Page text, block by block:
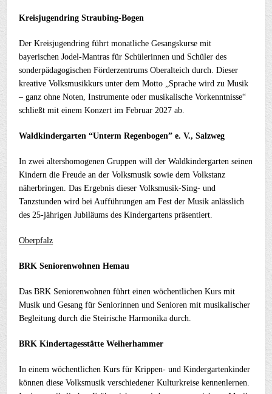
Kreisjugendring Straubing-Bogen
Der Kreisjugendring führt monatliche Gesangskurse mit
bayerischen Jodel-Mantras für Schülerinnen und Schüler des
sonderpädagogischen Förderzentrums Oberalteich durch. Dieser
kreative Volksmusikkurs unter dem Motto „Sprache wird zu Musik
– ganz ohne Noten, Instrumente oder musikalische Vorkenntnisse“
schließt mit einem Konzert im Februar 2027 ab.
Waldkindergarten “Unterm Regenbogen” e. V., Salzweg
In zwei altershomogenen Gruppen will der Waldkindergarten seinen
Kindern die Freude an der Volksmusik sowie dem Volkstanz
näherbringen.Das Ergebnis dieser Volksmusik-Sing- und
Tanzstunden wird bei Aufführungen am Fest der Musik anlässlich
des 25-jährigen Jubiläums des Kindergartens präsentiert.
Oberpfalz
BRK Seniorenwohnen Hemau
Das BRK Seniorenwohnen führt einen wöchentlichen Kurs mit
Musik und Gesang für Seniorinnen und Senioren mit musikalischer
Begleitung durch die Steirische Harmonika durch.
BRK Kindertagesstätte Weiherhammer
In einem wöchentlichen Kurs für Krippen- und Kindergartenkinder
können diese Volksmusik verschiedener Kulturkreise kennenlernen.